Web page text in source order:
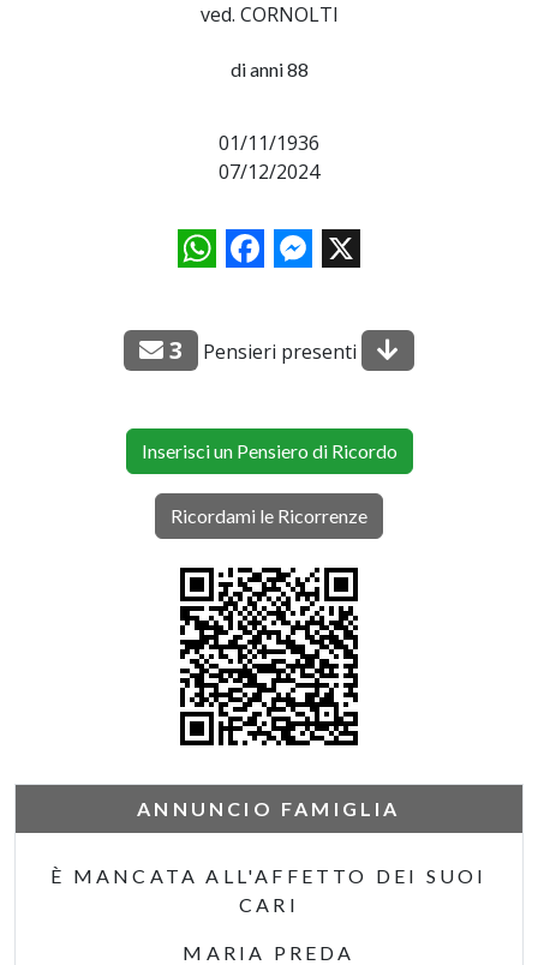
ved. CORNOLTI
di anni 88
01/11/1936
07/12/2024
WhatsAppFacebookMessenger
X
3 Pensieri presenti
Inserisci un Pensiero di Ricordo
Ricordami le Ricorrenze
ANNUNCIO FAMIGLIA
È MANCATA ALL'AFFETTO DEI SUOI
CARI
MARIA PREDA